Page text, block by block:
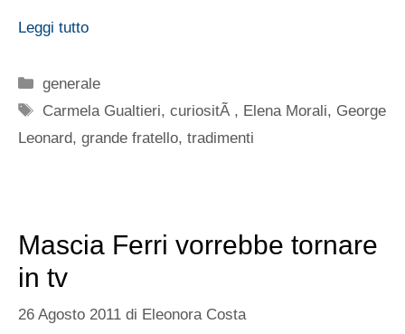
Leggi tutto
Categorie
generale
Tag
Carmela Gualtieri,curiositÃ , Elena Morali, George
Leonard, grande fratello, tradimenti
Mascia Ferri vorrebbe tornare
in tv
26 Agosto 2011 di Eleonora Costa